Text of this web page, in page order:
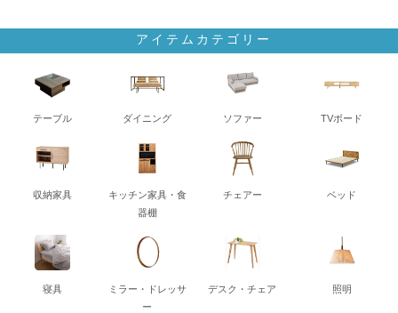
アイテムカテゴリー
テーブル ダイニング ソファー TVボード
収納家具
キッチン家具・食
器棚
チェアー ベッド
寝具
ミラー・ドレッサ
ー
デスク・チェア 照明